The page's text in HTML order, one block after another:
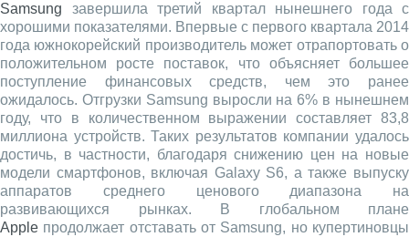
Samsung завершила третий квартал нынешнего года с
хорошими показателями. Впервые с первого квартала 2014
года южнокорейский производитель может отрапортовать о
положительном росте поставок, что объясняет большее
поступление финансовых средств, чем это ранее
ожидалось. Отгрузки Samsung выросли на 6% в нынешнем
году, что в количественном выражении составляет 83,8
миллиона устройств. Таких результатов компании удалось
достичь, в частности, благодаря снижению цен на новые
модели смартфонов, включая Galaxy S6, а также выпуску
аппаратов среднего ценового диапазона на
развивающихся рынках. В глобальном плане
Apple продолжает отставать от Samsung, но купертиновцы